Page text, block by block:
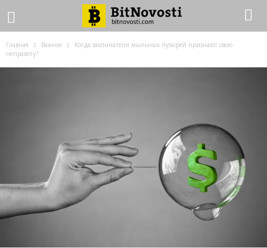
Главная Важное
Когда заклинатели мыльных пузырей признают свою
неправоту?